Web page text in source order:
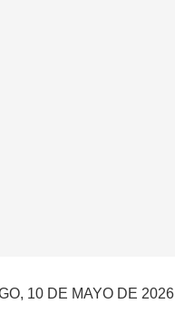
10 DE MAYO DE 2026